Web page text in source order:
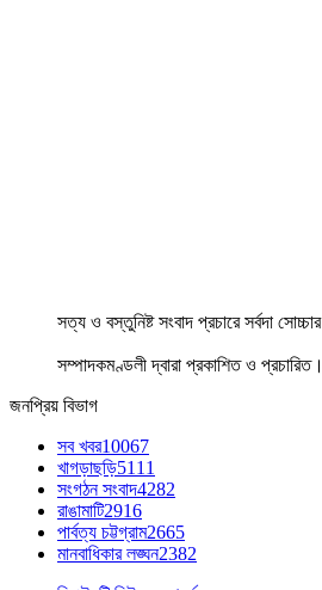
সত্য ও বস্তুনিষ্ট সংবাদ প্রচারে সর্বদা সোচ্চার
সম্পাদকমণ্ডলী দ্বারা প্রকাশিত ও প্রচারিত।
জনপ্রিয় বিভাগ
সব খবর10067
খাগড়াছড়ি5111
সংগঠন সংবাদ4282
রাঙামাটি2916
পার্বত্য চট্টগ্রাম2665
মানবাধিকার লঙ্ঘন2382